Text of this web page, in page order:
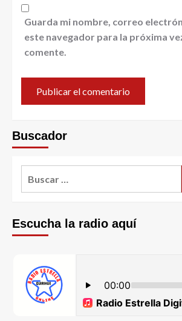
Guarda mi nombre, correo
este navegador para la próxima
comente.
Buscador
Escucha la radio aquí